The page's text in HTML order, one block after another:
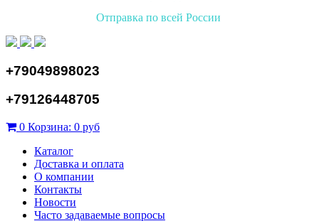
Отправка по всей России
+79049898023
+79126448705
0 Корзина: 0 руб
Каталог
Доставка и оплата
О компании
Контакты
Новости
Часто задаваемые вопросы